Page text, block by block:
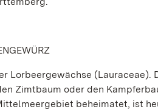
Lorbeergewächse (Lauraceae).
Zimtbaum oder den
beheimatet, ist